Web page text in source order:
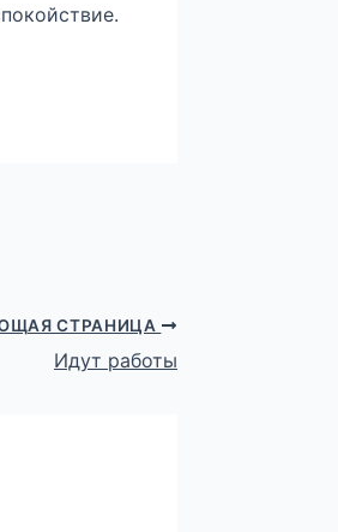
СТРАНИЦА
Идут работы